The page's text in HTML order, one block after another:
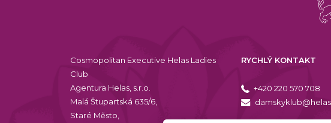
Cosmopolitan Executive Helas Ladies
Club
Agentura Helas, s.r.o.
Malá Štupartská 635/6,
Staré Město,
RYCHLÝ KONTAKT
+420 220 570 708